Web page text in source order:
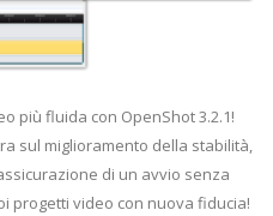
più fluida con OpenShot 3.2.1!
sul miglioramento della stabilità,
di un avvio senza
progetti video con nuova fiducia!